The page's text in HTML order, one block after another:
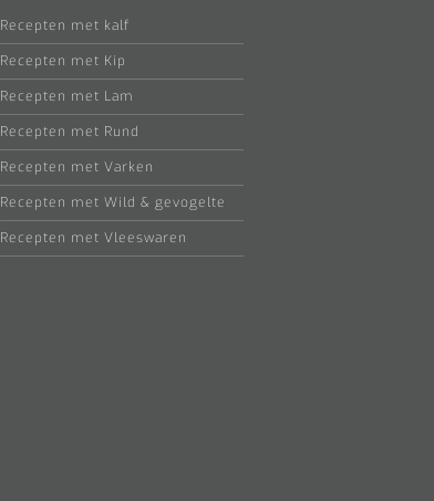
Recepten met kalf
Recepten met Kip
Recepten met Lam
Recepten met Rund
Recepten met Varken
Recepten met Wild & gevogelte
Recepten met Vleeswaren